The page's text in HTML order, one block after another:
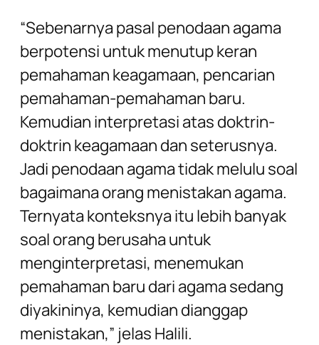
“Sebenarnya pasal penodaan agama
berpotensi untuk menutup keran
pemahaman keagamaan, pencarian
pemahaman-pemahaman baru.
Kemudian interpretasi atas doktrin-
doktrin keagamaan dan seterusnya.
Jadi penodaan agama tidak melulu soal
bagaimana orang menistakan agama.
Ternyata konteksnya itu lebih banyak
soal orang berusaha untuk
menginterpretasi, menemukan
pemahaman baru dari agama sedang
diyakininya, kemudian dianggap
menistakan,” jelas Halili.